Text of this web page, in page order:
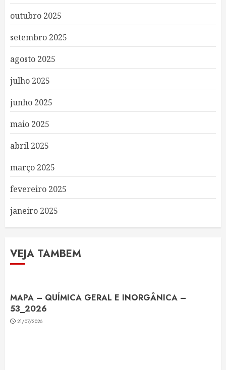
outubro 2025
setembro 2025
agosto 2025
julho 2025
junho 2025
maio 2025
abril 2025
março 2025
fevereiro 2025
janeiro 2025
VEJA TAMBEM
MAPA – QUÍMICA GERAL E INORGÂNICA –
53_2026
21/07/2026